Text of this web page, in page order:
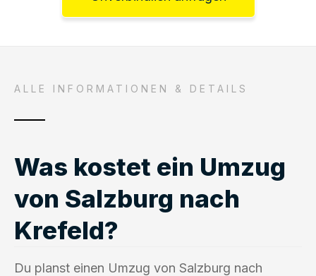
ALLE INFORMATIONEN & DETAILS
Was kostet ein Umzug
von Salzburg nach
Krefeld?
Du planst einen Umzug von Salzburg nach